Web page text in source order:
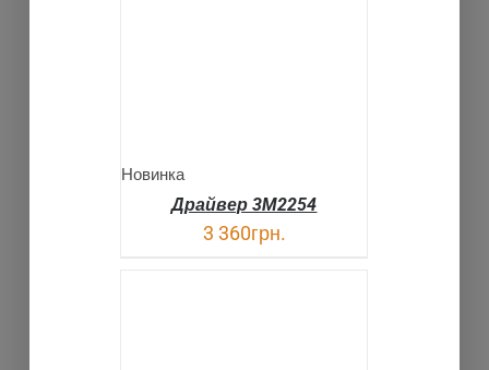
Новинка
Драйвер 3M2254
3 360грн.